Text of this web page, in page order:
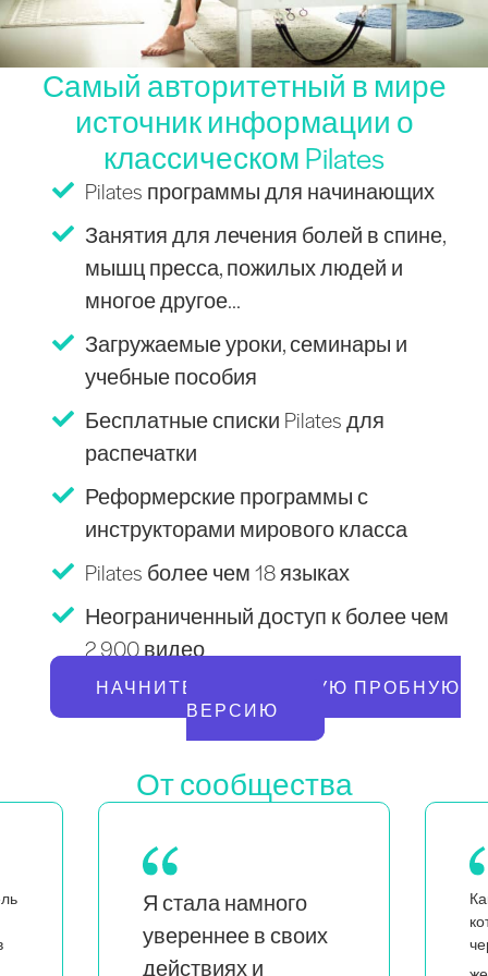
Самый авторитетный в мире
источник информации о
классическом Pilates
Pilates программы для начинающих
Занятия для лечения болей в спине,
мышц пресса, пожилых людей и
многое другое...
Загружаемые уроки, семинары и
учебные пособия
Бесплатные списки Pilates для
распечатки
Реформерские программы с
инструкторами мирового класса
Pilates более чем 18 языках
Неограниченный доступ к более чем
2 900 видео
НАЧНИТЕ БЕСПЛАТНУЮ ПРОБНУЮ
ВЕРСИЮ
От сообщества
Как мама близнецов,
чернокожей и квир-